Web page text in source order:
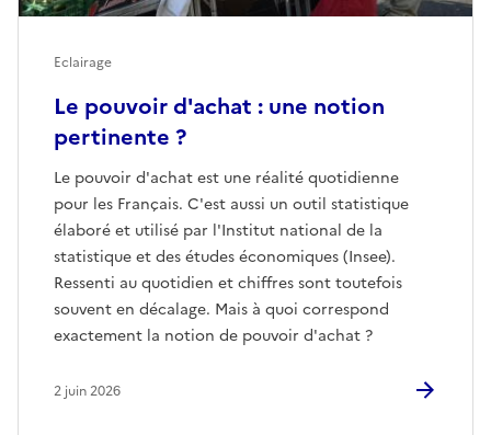
Le pouvoir d'achat : une notion
pertinente ?
Le pouvoir d'achat est une réalité quotidienne
pour les Français. C'est aussi un outil statistique
élaboré et utilisé par l'Institut national de la
statistique et des études économiques (Insee).
Ressenti au quotidien et chiffres sont toutefois
souvent en décalage. Mais à quoi correspond
exactement la notion de pouvoir d'achat ?
Eclairage
2 juin 2026